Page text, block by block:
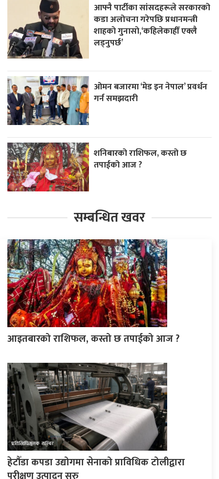
आफ्नै पार्टीका सांसदहरूले सरकारको
कडा अलोचना गरेपछि प्रधानमन्त्री
शाहकाे गुनासाे,‘कहिलेकाहीँ एक्लै
लड्नुपर्छ’
ओमन बजारमा ‘मेड इन नेपाल’ प्रवर्धन
गर्न समझदारी
शनिबारको राशिफल, कस्तो छ
तपाईको आज ?
सम्बन्धित खवर
आइतबारको राशिफल, कस्तो छ तपाईको आज ?
हेटौँडा कपडा उद्योगमा सेनाको प्राविधिक टोलीद्वारा